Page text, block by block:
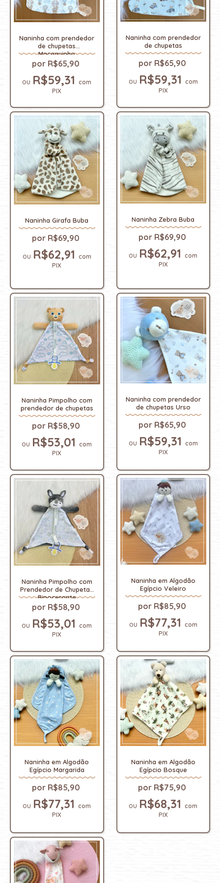
Naninha com prendedor
de chupetas
Macaquinho
R$65,90
R$59,31com
PIX
Naninha com prendedor
de chupetas
R$65,90
R$59,31 com
PIX
Naninha Girafa Buba
R$69,90
R$62,91 com
PIX
Naninha Zebra Buba
R$69,90
R$62,91com
PIX
Naninha Pimpolho com
prendedor de chupetas
R$58,90
R$53,01com
PIX
Naninha com prendedor
de chupetas Urso
R$65,90
R$59,31 com
PIX
Naninha Pimpolho com
Prendedor de Chupetas
Rinoceronte
R$58,90
R$53,01com
PIX
Naninha em Algodão
Egípcio Veleiro
R$85,90
R$77,31 com
PIX
Naninha em Algodão
Egípcio Margarida
R$85,90
R$77,31com
PIX
Naninha em Algodão
Egípcio Bosque
R$75,90
R$68,31com
PIX